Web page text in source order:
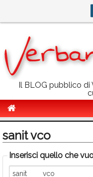
Il BLOG pubblico di
Politica
Sport
sanit vco
Inserisci quello che